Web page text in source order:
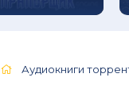
Аудиокниги